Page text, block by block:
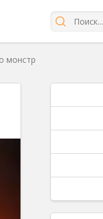
монстр